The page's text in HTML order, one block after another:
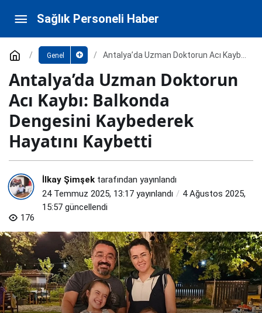
Sağlık Personeli Haber
Genel
Antalya’da Uzman Doktorun Acı Kaybı:
Hayatını Kaybetti
Antalya’da Uzman Doktorun
Acı Kaybı: Balkonda
Dengesini Kaybederek
Hayatını Kaybetti
İlkay Şimşek tarafından yayınlandı
24 Temmuz 2025, 13:17 yayınlandı
4 Ağustos 2025,
15:57 güncellendi
176
Antalya’da Uzman Doktorun Acı Kaybı:
Balkonda Dengesini Kaybederek Hayatını Kaybetti
Yorum Yap